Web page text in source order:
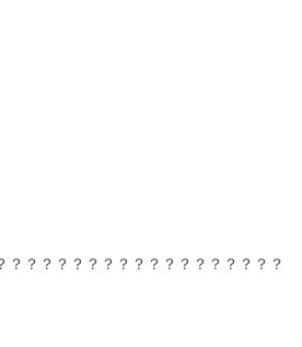
？？？？？？？？？？？？？？？？？？